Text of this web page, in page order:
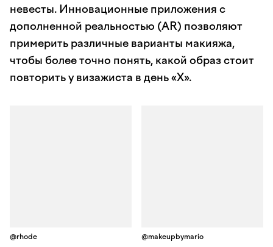
невесты. Инновационные приложения с
дополненной реальностью (AR) позволяют
примерить различные варианты макияжа,
чтобы более точно понять, какой образ стоит
повторить у визажиста в день «Х».
@rhode @makeupbymario